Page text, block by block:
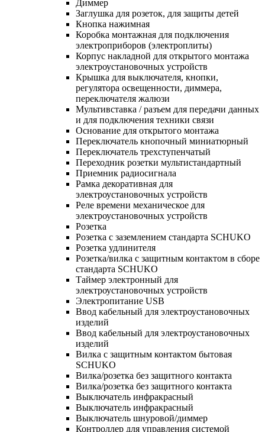
Диммер
Заглушка для розеток, для защиты детей
Кнопка нажимная
Коробка монтажная для подключения
электроприборов (электроплиты)
Корпус накладной для открытого монтажа
электроустановочных устройств
Крышка для выключателя, кнопки,
регулятора освещенности, диммера,
переключателя жалюзи
Мультивставка / разъем для передачи данных
и для подключения техники связи
Основание для открытого монтажа
Переключатель кнопочный миниатюрный
Переключатель трехступенчатый
Переходник розетки мультистандартный
Приемник радиосигнала
Рамка декоративная для
электроустановочных устройств
Реле времени механическое для
электроустановочных устройств
Розетка
Розетка с заземлением стандарта SCHUKO
Розетка удлинителя
Розетка/вилка с защитным контактом в сборе
стандарта SCHUKO
Таймер электронный для
электроустановочных устройств
Электропитание USB
Ввод кабельный для электроустановочных
изделий
Ввод кабельный для электроустановочных
изделий
Вилка с защитным контактом бытовая
SCHUKO
Вилка/розетка без защитного контакта
Вилка/розетка без защитного контакта
Выключатель инфракрасный
Выключатель инфракрасный
Выключатель шнуровой/диммер
Контроллер для управления системой